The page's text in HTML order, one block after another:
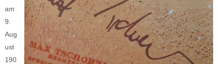
am
9.
Aug
ust
190